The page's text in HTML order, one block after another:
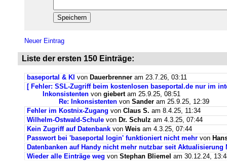
Neuer Eintrag
Liste der ersten 150 Einträge:
baseportal & KI von Dauerbrenner am 23.7.26, 03:11
[ Fehler: SSL-Zugriff beim kostenlosen baseportal.de nur im
Inkonsistenten von giebertam 25.9.25, 08:51
Re: Inkonsistenten von Sander am 25.9.25, 12:39
Fehler im Kostnix-Zugang von Claus S. am 8.4.25, 11:34
Wilhelm-Ostwald-Schule von Dr. Schulz am 4.3.25, 07:44
Kein Zugriff auf Datenbank von Weis am 4.3.25, 07:44
Passwort bei 'baseportal login' funktioniert nicht mehr von
Datenbanken auf Handy nicht mehr nutzbar seit Aktualisierung
Wieder alle Einträge weg von Stephan Bliemel am 30.12.24,